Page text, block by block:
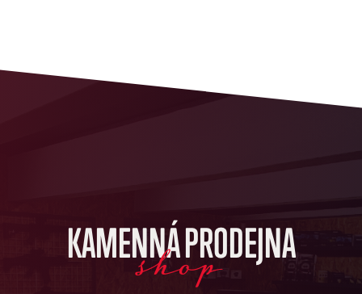
KAMENNÁ PRODEJNA